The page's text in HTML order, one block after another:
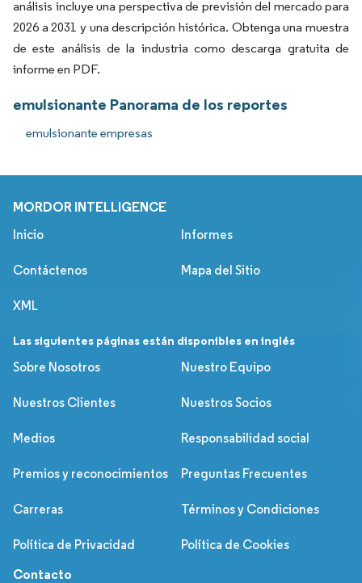
análisis incluye una perspectiva de previsión del mercado para
2026 a 2031 y una descripción histórica. Obtenga una muestra
de este análisis de la industria como descarga gratuita de
informe en PDF.
emulsionante Panorama de los reportes
emulsionante empresas
MORDOR INTELLIGENCE
Inicio Informes
Contáctenos Mapa del Sitio
XML
Las siguientes páginas están disponibles en inglés
Sobre Nosotros
Nuestro Equipo
Nuestros Clientes Nuestros Socios
Medios Responsabilidad social
Premios y reconocimientos Preguntas Frecuentes
Carreras Términos y Condiciones
Política de Privacidad Política de Cookies
Contacto